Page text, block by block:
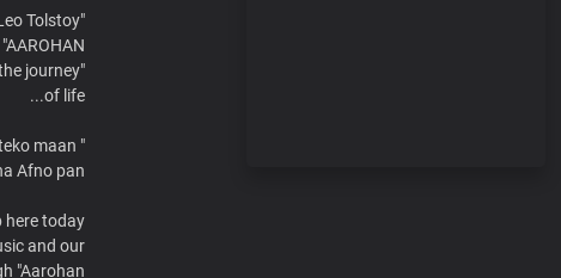
"The two most powerful warriors are patience and time"...- Leo Tolstoy
"...
journey
of life...
" Jewnalai sewnu parcha chyateko maan...
pan....."
today...
and our